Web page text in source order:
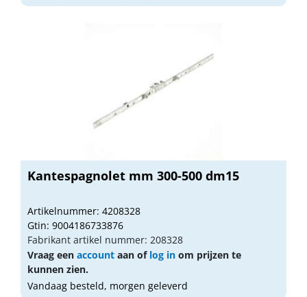
Kantespagnolet mm 300-500 dm15
Artikelnummer: 4208328
Gtin: 9004186733876
Fabrikant artikel nummer: 208328
Vraag een account aan of log in om prijzen te
kunnen zien.
Vandaag besteld, morgen geleverd